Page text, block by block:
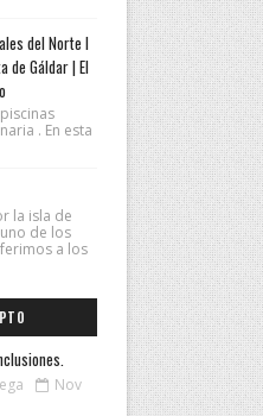
del Norte I
de Gáldar | El
. En esta
la isla de
de los
a los
Nov